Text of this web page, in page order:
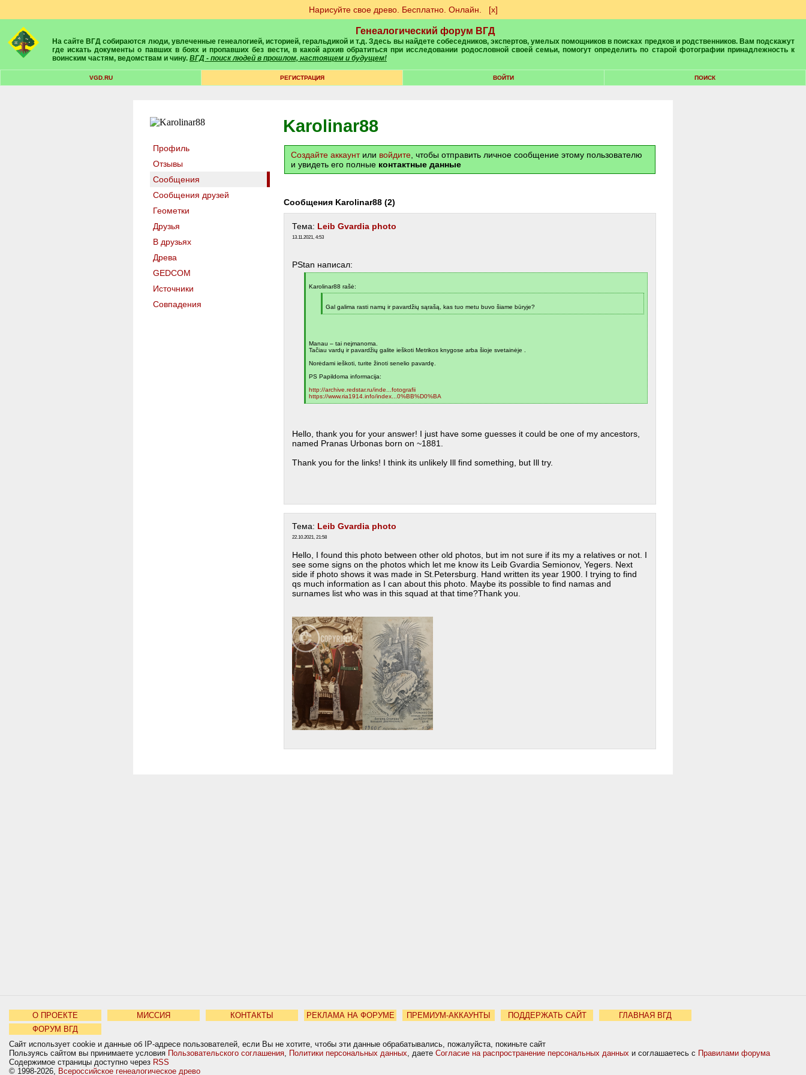
Нарисуйте свое древо. Бесплатно. Онлайн. [х]
Генеалогический форум ВГД
На сайте ВГД собираются люди, увлеченные генеалогией, историей, геральдикой и т.д. Здесь вы найдете собеседников, экспертов, умелых помощников в поисках предков и родственников. Вам подскажут
где искать документы о павших в боях и пропавших без вести, в какой архив обратиться при исследовании родословной своей семьи, помогут определить по старой фотографии принадлежность к
воинским частям, ведомствам и чину. ВГД - поиск людей в прошлом, настоящем и будущем!
VGD.RU РЕГИСТРАЦИЯ ВОЙТИ ПОИСК
Профиль
Отзывы
Сообщения
Сообщения друзей
Геометки
Друзья
В друзьях
Древа
GEDCOM
Источники
Совпадения
Karolinar88
Создайте аккаунтили войдите , чтобы отправить личное сообщение этому пользователю
и увидеть его полные контактные данные
Сообщения Karolinar88 (2)
Тема: Leib Gvardia photo
13.11.2021, 4:53
PStan написал:
q
Karolinar88 rašė:
q
]
Gal galima rasti namų ir pavardžių sąrašą, kas tuo metu buvo šiame būryje?
[
Manau – tai neįmanoma.
Tačiau vardų ir pavardžių galite ieškoti Metrikos knygose arba šioje svetainėje .
Norėdami ieškoti, turite žinoti senelio pavardę.
PS Papildoma informacija:
http://archive.redstar.ru/inde...fotografii
https://www.ria1914.info/index...0%BB%D0%BA
[
Hello, thank you for your answer! I just have some guesses it could be one of my ancestors,
named Pranas Urbonas born on ~1881.
Thank you for the links! I think its unlikely Ill find something, but Ill try.
Тема: Leib Gvardia photo
22.10.2021, 21:58
Hello, I found this photo between other old photos, but im not sure if its my a relatives or not. I
see some signs on the photos which let me know its Leib Gvardia Semionov, Yegers. Next
side if photo shows it was made in St.Petersburg. Hand written its year 1900. I trying to find
qs much information as I can about this photo. Maybe its possible to find namas and
surnames list who was in this squad at that time?Thank you.
О ПРОЕКТЕ МИССИЯ КОНТАКТЫ РЕКЛАМА НА ФОРУМЕ ПРЕМИУМ-АККАУНТЫ ПОДДЕРЖАТЬ САЙТ
ГЛАВНАЯ ВГД
ФОРУМ ВГД
Сайт использует cookie и данные об IP-адресе пользователей, если Вы не хотите, чтобы эти данные обрабатывались, пожалуйста, покиньте сайт
Пользуясь сайтом вы принимаете условия Пользовательского соглашения, Политики персональных данных, даете Согласие на распространение персональных данных и соглашаетесь с Правилами форума
Содержимое страницы доступно через RSS
© 1998-2026, Всероссийское генеалогическое древо